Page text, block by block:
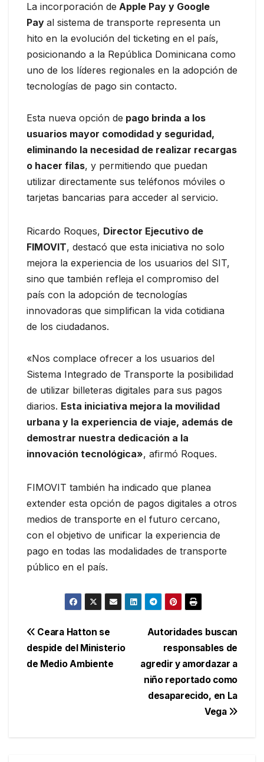
La incorporación de Apple Pay y Google
Pay al sistema de transporte representa un
hito en la evolución del ticketing en el país,
posicionando a la República Dominicana como
uno de los líderes regionales en la adopción de
tecnologías de pago sin contacto.
Esta nueva opción de pago brinda a los
usuarios mayor comodidad y seguridad,
eliminando la necesidad de realizar recargas
o hacer filas, y permitiendo que puedan
utilizar directamente sus teléfonos móviles o
tarjetas bancarias para acceder al servicio.
Ricardo Roques, Director Ejecutivo de
FIMOVIT, destacó que esta iniciativa no solo
mejora la experiencia de los usuarios del SIT,
sino que también refleja el compromiso del
país con la adopción de tecnologías
innovadoras que simplifican la vida cotidiana
de los ciudadanos.
«Nos complace ofrecer a los usuarios del
Sistema Integrado de Transporte la posibilidad
de utilizar billeteras digitales para sus pagos
diarios. Esta iniciativa mejora la movilidad
urbana y la experiencia de viaje, además de
demostrar nuestra dedicación a la
innovación tecnológica», afirmó Roques.
FIMOVIT también ha indicado que planea
extender esta opción de pagos digitales a otros
medios de transporte en el futuro cercano,
con el objetivo de unificar la experiencia de
pago en todas las modalidades de transporte
público en el país.
Navegación
de
Autoridades buscan
responsables de
agredir y amordazar a
niño reportado como
desaparecido, en La
Vega
Ceara Hatton se
despide del Ministerio
de Medio Ambiente